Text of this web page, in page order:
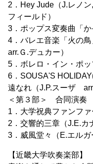
2．Hey Jude（J.レノ
フィールド）
3．ポップス変奏曲「
4．バレエ音楽「火の
arr.Ｇ.デュカー）
5．ボレロ・イン・ポ
6．SOUSA'S
遠なれ（J.P.スーザ
＜第３部＞ 合同演奏
1．大学祝典ファンファ
2．交響的三章（J.E.カ
3．威風堂々（E.エル
【近畿大学吹奏楽部】